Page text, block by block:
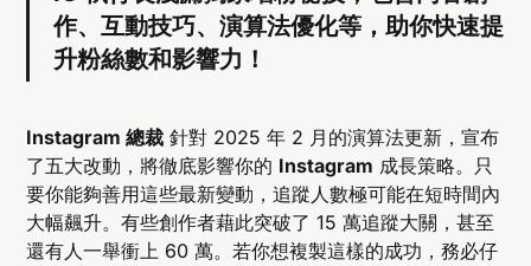
作、互動技巧、演算法優化等，助你快速提
升粉絲數和影響力！
Instagram 總裁 針對 2025 年 2 月的演算法更新，宣布
了五大改動，將徹底影響你的 Instagram 成長策略。只
要你能夠善用這些最新變動，追蹤人數極可能在短時間內
大幅飆升。有些創作者藉此突破了 15 萬追蹤大關，甚至
還有人一舉衝上 60 萬。若你想複製這樣的成功，務必仔